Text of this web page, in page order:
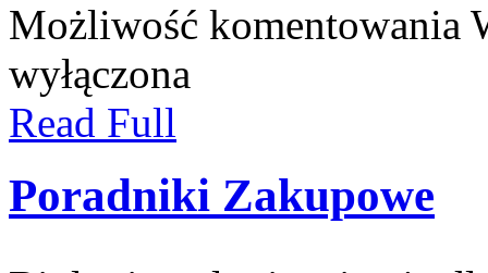
Możliwość komentowania
wyłączona
Read Full
Poradniki Zakupowe